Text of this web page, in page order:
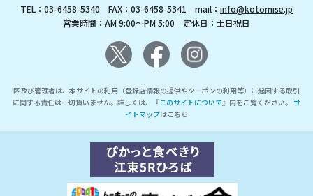
TEL：03-6458-5340 FAX：03-6458-5341 mail： info@kotomise.jp
営業時間：AM 9:00～PM 5:00 定休日：土日祝日
区及び管理者は、本サイトの利用（登録店情報の提供やクーポンの利用等）に起因する取引
に関する責任は一切負いません。詳しくは、『このサイトについて』内をご覧ください。 サ
イトマップはこちら